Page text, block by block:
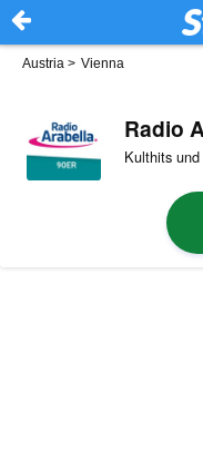
Austria > Vienna
Radio
Kulthits